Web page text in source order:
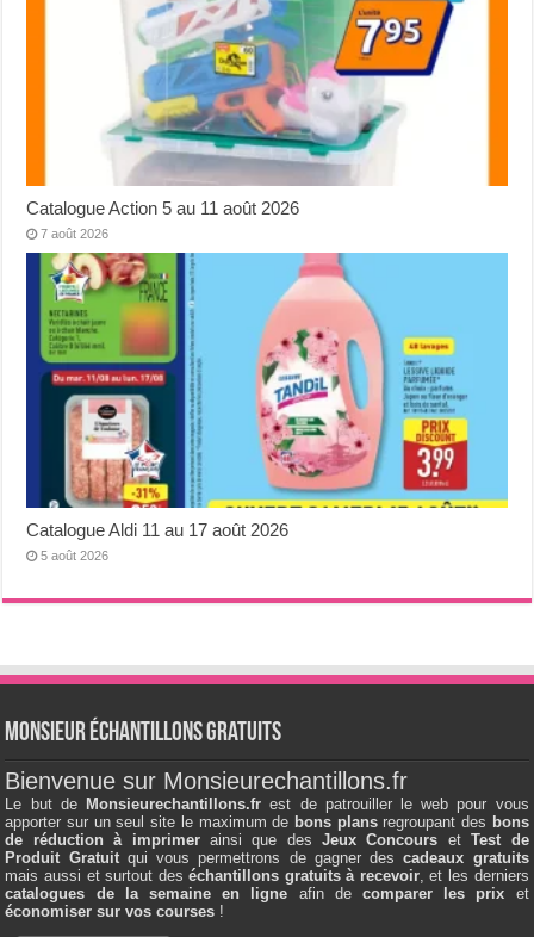
Catalogue Action 5 au 11 août 2026
7 août 2026
Catalogue Aldi 11 au 17 août 2026
5 août 2026
Monsieur échantillons Gratuits
Bienvenue sur Monsieurechantillons.fr
Le but de Monsieurechantillons.fr est de patrouiller le web pour vous
apporter sur un seul site le maximum de bons plansregroupant des bons
de réduction à imprimerainsi que desJeux Concours etTest de
Produit Gratuitqui vous permettrons de gagner descadeaux gratuits
mais aussi et surtout deséchantillons gratuits à recevoir, et les derniers
catalogues de la semaine en ligne afin de comparer les prix et
économiser sur vos courses !